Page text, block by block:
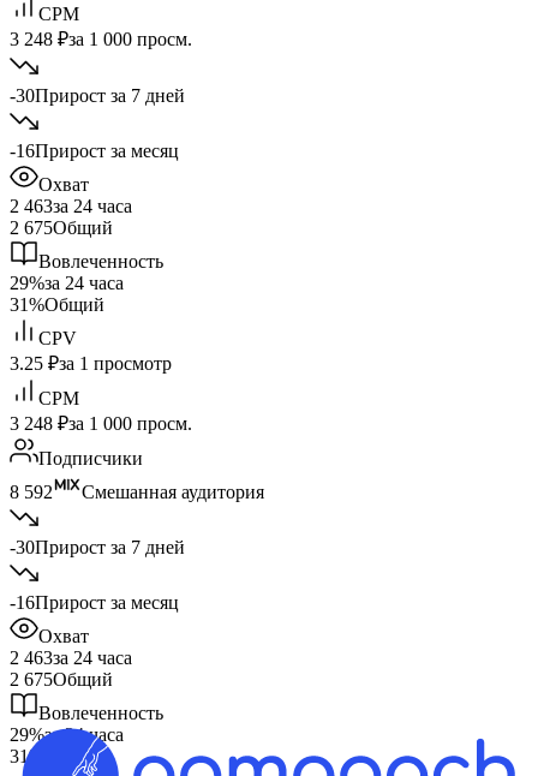
CPM
3 248 ₽за 1 000 просм.
-30Прирост за 7 дней
-16Прирост за месяц
Охват
2 463за 24 часа
2 675Общий
Вовлеченность
29%за 24 часа
31%Общий
CPV
3.25 ₽за 1 просмотр
CPM
3 248 ₽за 1 000 просм.
Подписчики
8 592
Смешанная аудитория
-30Прирост за 7 дней
-16Прирост за месяц
Охват
2 463за 24 часа
2 675Общий
Вовлеченность
29%за 24 часа
31%
Общий